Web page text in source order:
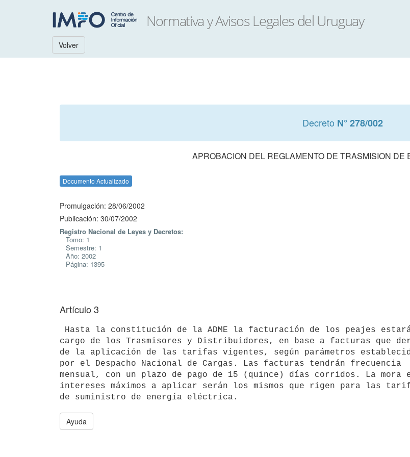
Volver
Decreto N° 278/002
APROBACION DEL REGLAMENTO DE TRASMISION DE
Documento Actualizado
Promulgación: 28/06/2002
Publicación: 30/07/2002
Registro Nacional de Leyes y Decretos:
Tomo: 1
Semestre: 1
Año: 2002
Página: 1395
Artículo 3
cargo de los Trasmisores y Distribuidores, en base a facturas que
de la aplicación de las tarifas vigentes, según parámetros
por el Despacho Nacional de Cargas. Las facturas tendrán frecuencia
mensual, con un plazo de pago de 15 (quince) días corridos. La mora
intereses máximos a aplicar serán los mismos que rigen para las
Ayuda